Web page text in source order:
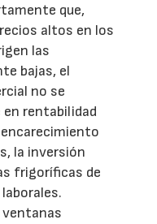
que,
altos en los
las
bajas, el
no se
rentabilidad
la inversión
frigoríficas de
ventanas